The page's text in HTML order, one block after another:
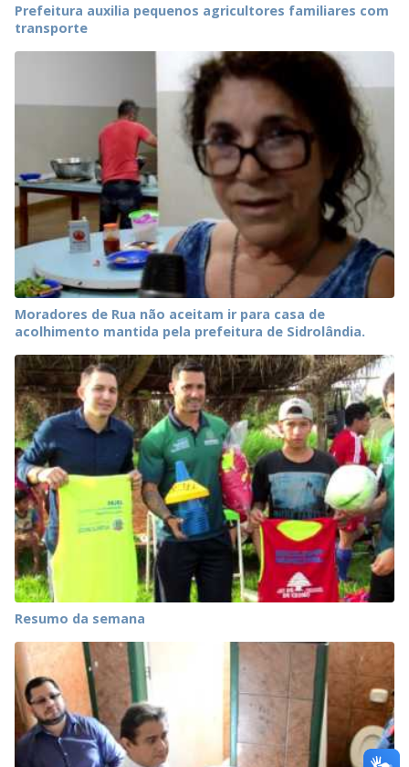
Prefeitura auxilia pequenos agricultores familiares com
transporte
Moradores de Rua não aceitam ir para casa de
acolhimento mantida pela prefeitura de Sidrolândia.
Resumo da semana